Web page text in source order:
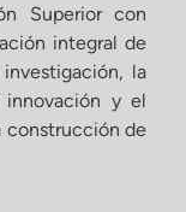
Superior con
integral de
la
y el
construcción de